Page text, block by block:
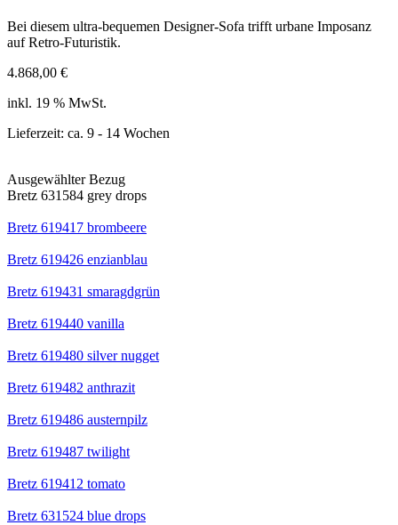
Bei diesem ultra-bequemen Designer-Sofa trifft urbane Imposanz
auf Retro-Futuristik.
4.868,00 €
inkl. 19 % MwSt.
Lieferzeit: ca. 9 - 14 Wochen
Ausgewählter Bezug
Bretz 631584 grey drops
Bretz 619417 brombeere
Bretz 619426 enzianblau
Bretz 619431 smaragdgrün
Bretz 619440 vanilla
Bretz 619480 silver nugget
Bretz 619482 anthrazit
Bretz 619486 austernpilz
Bretz 619487 twilight
Bretz 619412 tomato
Bretz 631524 blue drops